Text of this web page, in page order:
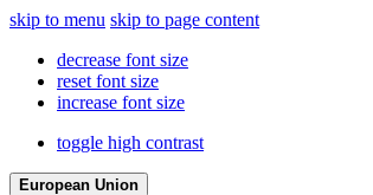
skip to menu skip to page content
decrease font size
reset font size
increase font size
toggle high contrast
European Union